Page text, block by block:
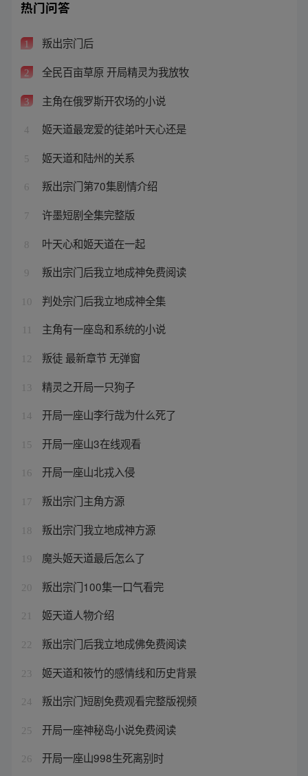
热门问答
1 叛出宗门后
2 全民百亩草原 开局精灵为我放牧
3 主角在俄罗斯开农场的小说
4 姬天道最宠爱的徒弟叶天心还是
5 姬天道和陆州的关系
6 叛出宗门第70集剧情介绍
7 许墨短剧全集完整版
8 叶天心和姬天道在一起
9 叛出宗门后我立地成神免费阅读
10 判处宗门后我立地成神全集
主角有一座岛和系统的小说
12 叛徒 最新章节 无弹窗
13 精灵之开局一只狗子
14 开局一座山李行哉为什么死了
15 开局一座山3在线观看
16 开局一座山北戎入侵
17 叛出宗门主角方源
18 叛出宗门我立地成神方源
19 魔头姬天道最后怎么了
20 叛出宗门100集一口气看完
21 姬天道人物介绍
22 叛出宗门后我立地成佛免费阅读
23 姬天道和筱竹的感情线和历史背景
24 叛出宗门短剧免费观看完整版视频
25 开局一座神秘岛小说免费阅读
26 开局一座山998生死离别时